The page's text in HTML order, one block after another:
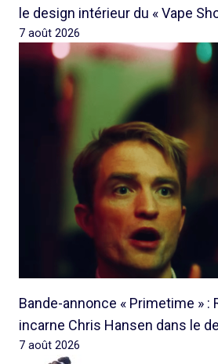
le design intérieur du « Vape
7 août 2026
Bande-annonce « Primetime » :
incarne Chris Hansen dans le
7 août 2026